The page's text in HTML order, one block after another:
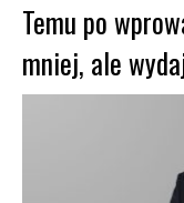
Temu po
mniej, ale